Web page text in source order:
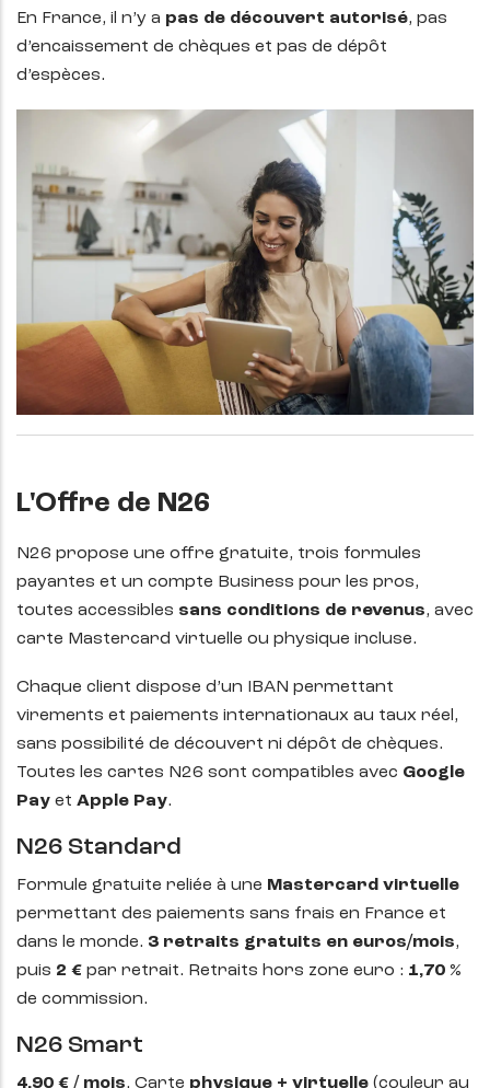
En France, il n’y a pas de découvert autorisé, pas
d’encaissement de chèques et pas de dépôt
d’espèces.
L'Offre de N26
N26 propose une offre gratuite, trois formules
payantes et un compte Business pour les pros,
toutes accessibles sans conditions de revenus, avec
carte Mastercard virtuelle ou physique incluse.
Chaque client dispose d’un IBAN permettant
virements et paiements internationaux au taux réel,
sans possibilité de découvert ni dépôt de chèques.
Toutes les cartes N26 sont compatibles avec Google
Pay et Apple Pay.
N26 Standard
Formule gratuite reliée à une Mastercard virtuelle
permettant des paiements sans frais en France et
dans le monde. 3 retraits gratuits en euros/mois,
puis 2 € par retrait. Retraits hors zone euro : 1,70 %
de commission.
N26 Smart
4,90 € / mois. Carte physique + virtuelle (couleur au